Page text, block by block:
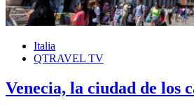
Italia
QTRAVEL TV
Venecia, la ciudad de los